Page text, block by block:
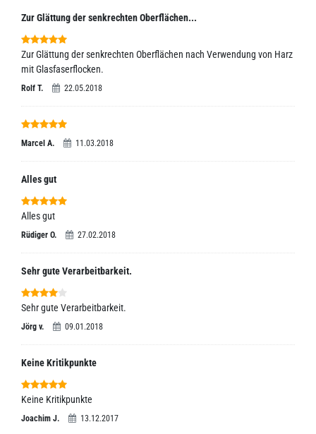
Zur Glättung der senkrechten Oberflächen...
Zur Glättung der senkrechten Oberflächen nach Verwendung von Harz
mit Glasfaserflocken.
Rolf T. 22.05.2018
Marcel A. 11.03.2018
Alles gut
Alles gut
Rüdiger O. 27.02.2018
Sehr gute Verarbeitbarkeit.
Sehr gute Verarbeitbarkeit.
Jörg v. 09.01.2018
Keine Kritikpunkte
Keine Kritikpunkte
Joachim J. 13.12.2017